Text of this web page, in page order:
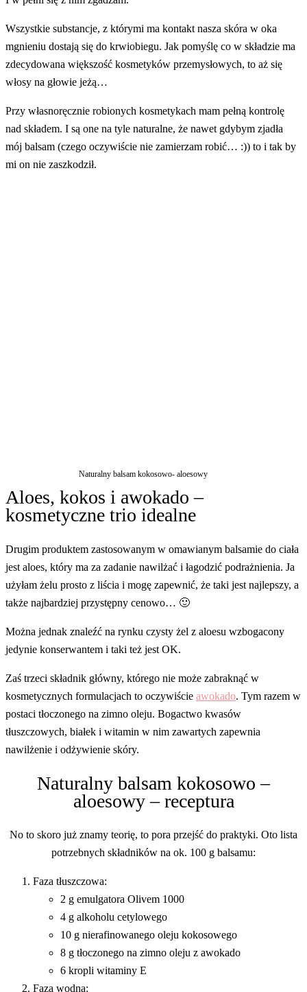
Wszystkie substancje, z którymi ma kontakt nasza skóra w oka
mgnieniu dostają się do krwiobiegu. Jak pomyślę co w składzie ma
zdecydowana większość kosmetyków przemysłowych, to aż się
włosy na głowie jeżą…
Przy własnoręcznie robionych kosmetykach mam pełną kontrolę
nad składem. I są one na tyle naturalne, że nawet gdybym zjadła
mój balsam (czego oczywiście nie zamierzam robić… :)) to i tak by
mi on nie zaszkodził.
Naturalny balsam kokosowo- aloesowy
Aloes, kokos i awokado –
kosmetyczne trio idealne
Drugim produktem zastosowanym w omawianym balsamie do ciała
jest aloes, który ma za zadanie nawilżać i łagodzić podrażnienia. Ja
użyłam żelu prosto z liścia i mogę zapewnić, że taki jest najlepszy, a
także najbardziej przystępny cenowo… 🙂
Można jednak znaleźć na rynku czysty żel z aloesu wzbogacony
jedynie konserwantem i taki też jest OK.
Zaś trzeci składnik główny, którego nie może zabraknąć w
kosmetycznych formulacjach to oczywiście awokado. Tym razem w
postaci tłoczonego na zimno oleju. Bogactwo kwasów
tłuszczowych, białek i witamin w nim zawartych zapewnia
nawilżenie i odżywienie skóry.
Naturalny balsam kokosowo –
aloesowy – receptura
No to skoro już znamy teorię, to pora przejść do praktyki. Oto lista
potrzebnych składników na ok. 100 g balsamu:
Faza tłuszczowa:
2 g emulgatora Olivem 1000
4 g alkoholu cetylowego
10 g nierafinowanego oleju kokosowego
8 g tłoczonego na zimno oleju z awokado
6 kropli witaminy E
Faza wodna: